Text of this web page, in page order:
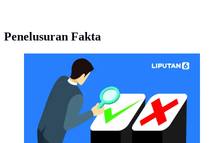
Penelusuran Fakta
CEK FAKTA Liputan6 (Liputan6.com/Abdillah)